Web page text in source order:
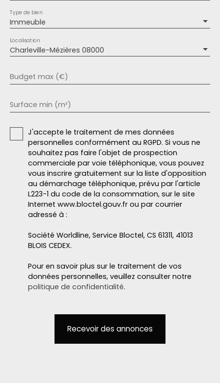
Immeuble
Type de bien
Charleville-Mézières 08000
Localisation
Budget max (€)
Surface min (m²)
J'accepte le traitement de mes données
personnelles conformément au RGPD. Si vous ne
souhaitez pas faire l'objet de prospection
commerciale par voie téléphonique, vous pouvez
vous inscrire gratuitement sur la liste d'opposition
au démarchage téléphonique, prévu par l'article
L223-1 du code de la consommation, sur le site
Internet www.bloctel.gouv.fr ou par courrier
adressé à :
Société Worldline, Service Bloctel, CS 61311, 41013
BLOIS CEDEX.
Pour en savoir plus sur le traitement de vos
données personnelles, veuillez consulter notre
politique de confidentialité.
Recevoir des annonces